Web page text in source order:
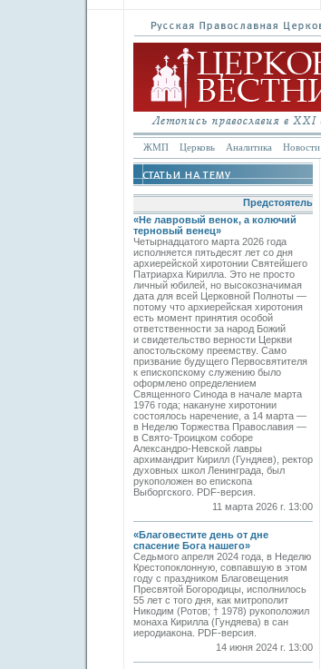
ЖМП Церковь Аналитика Новости
Предстоятель
«Не лавровый венок, а колючий
терновый венец»
Четырнадцатого марта 2026 года
исполняется пятьдесят лет со дня
архиерейской хиротонии Святейшего
Патриарха Кирилла. Это не просто
личный юбилей, но высокозначимая
дата для всей Церковной Полноты —
потому что архиерейская хиротония
есть момент принятия особой
ответственности за народ Божий
и свидетельство верности Церкви
апостольскому преемству. Само
призвание будущего Первосвятителя
к епископскому служению было
оформлено определением
Священного Синода в начале марта
1976 года; накануне хиротонии
состоялось наречение, а 14 марта —
в Неделю Торжества Православия —
в Свято-Троицком соборе
Александро-Невской лавры
архимандрит Кирилл (Гундяев), ректор
духовных школ Ленинграда, был
рукоположен во епископа
Выборгского. PDF-версия.
11 марта 2026 г. 13:00
«Благовестите день от дне
спасение Бога нашего»
Седьмого апреля 2024 года, в Неделю
Крестопоклонную, совпавшую в этом
году с праздником Благовещения
Пресвятой Богородицы, исполнилось
55 лет с того дня, как митрополит
Никодим (Ротов; † 1978) рукоположил
монаха Кирилла (Гундяева) в сан
иеродиакона. PDF-версия.
14 июня 2024 г. 13:00